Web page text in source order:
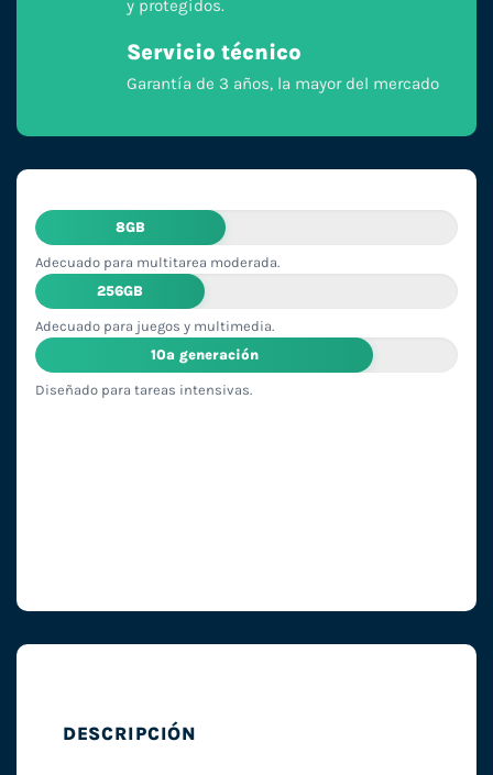
y protegidos.
Servicio técnico
Garantía de 3 años, la mayor del mercado
8GB
Adecuado para multitarea moderada.
256GB
Adecuado para juegos y multimedia.
10ª generación
Diseñado para tareas intensivas.
DESCRIPCIÓN